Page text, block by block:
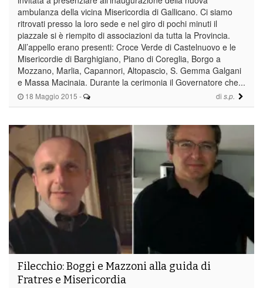
18 Maggio 2015 - di s.p.
ambulanza della vicina Misericordia di Gallicano. Ci siamo
ritrovati presso la loro sede e nel giro di pochi minuti il
piazzale si è riempito di associazioni da tutta la Provincia.
All’appello erano presenti: Croce Verde di Castelnuovo e le
Misericordie di Barghigiano, Piano di Coreglia, Borgo a
Mozzano, Marlia, Capannori, Altopascio, S. Gemma Galgani
e Massa Macinaia. Durante la cerimonia il Governatore che...
Filecchio: Boggi e Mazzoni alla guida di
Fratres e Misericordia